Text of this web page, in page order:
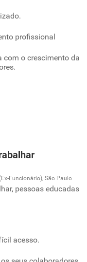
profissional
com o crescimento da
Funcionário), São Paulo
pessoas educadas
acesso.